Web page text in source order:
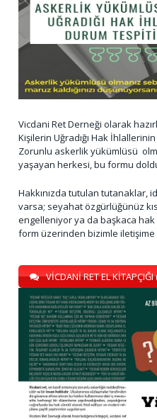
Vicdani Ret Derneği olarak
Kişilerin Uğradığı Hak
Zorunlu askerlik yükümlüsü
yaşayan herkesi, bu formu
Hakkınızda tutulan tutanaklar,
varsa; seyahat özgürlüğünüz
engelleniyor ya da başkaca
form üzerinden bizimle iletişime
VİCDANİ RET EL KİTAPÇIĞI